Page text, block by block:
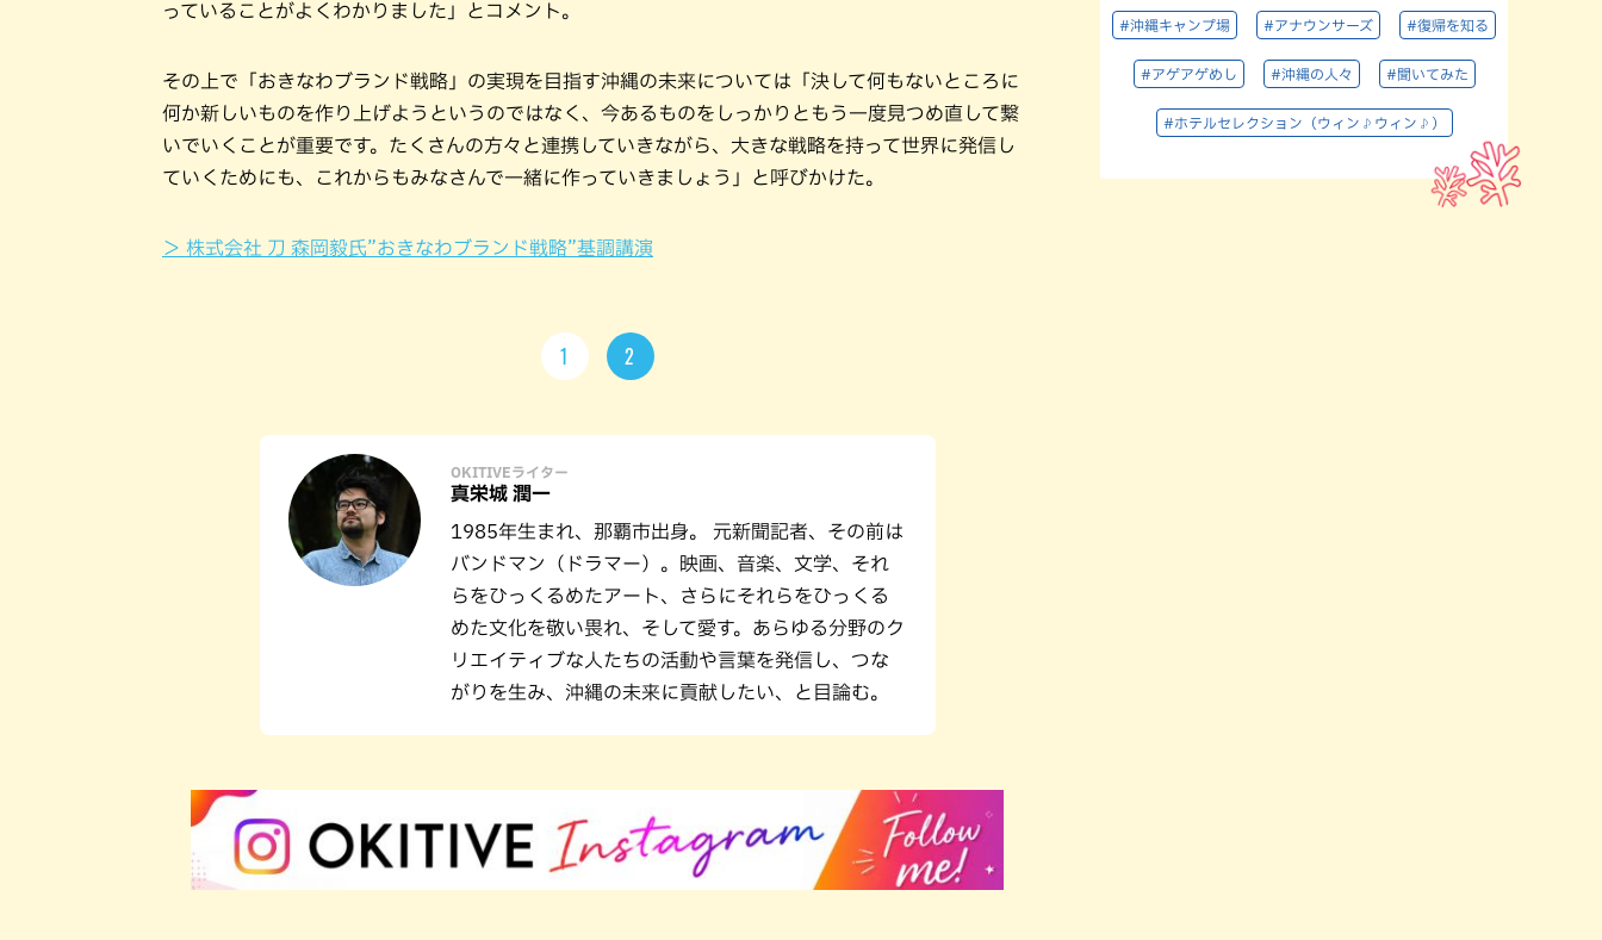
っていることがよくわかりました」とコメント。
その上で「おきなわブランド戦略」の実現を目指す沖縄の未来については「決して何もないところに
何か新しいものを作り上げようというのではなく、今あるものをしっかりともう一度見つめ直して繋
いでいくことが重要です。たくさんの方々と連携していきながら、大きな戦略を持って世界に発信し
ていくためにも、これからもみなさんで一緒に作っていきましょう」と呼びかけた。
＞ 株式会社 刀 森岡毅氏”おきなわブランド戦略”基調講演
1 2
OKITIVEライター
真栄城 潤一
1985年生まれ、那覇市出身。 元新聞記者、その前は
バンドマン（ドラマー）。映画、音楽、文学、それ
らをひっくるめたアート、さらにそれらをひっくる
めた文化を敬い畏れ、そして愛す。あらゆる分野のク
リエイティブな人たちの活動や言葉を発信し、つな
がりを生み、沖縄の未来に貢献したい、と目論む。
#沖縄キャンプ場 #アナウンサーズ #復帰を知る
#アゲアゲめし #沖縄の人々 #聞いてみた
#ホテルセレクション（ウィン♪ウィン♪）